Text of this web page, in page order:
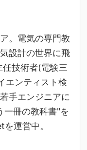
。電気の専門教
設計の世界に飛
技術者(電験三
エンティスト検
手エンジニアに
一冊の教科書"を
運営中。